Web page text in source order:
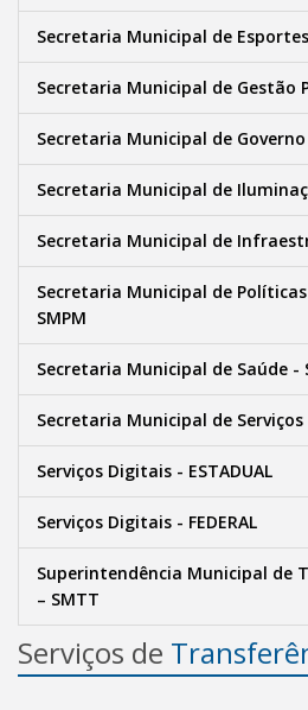
Secretaria Municipal de Esportes
Secretaria Municipal de Gestão
Secretaria Municipal de Governo
Secretaria Municipal de
Secretaria Municipal de
Secretaria Municipal de
SMPM
Secretaria Municipal de Saúde -
Secretaria Municipal de Serviços
Serviços Digitais - ESTADUAL
Serviços Digitais - FEDERAL
Superintendência Municipal de
– SMTT
Serviços de